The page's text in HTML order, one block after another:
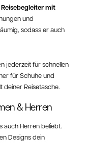
Reisebegleiter mit
und
sodass er auch
jederzeit für schnellen
für Schuhe und
deiner Reisetasche.
& Herren
auch Herren beliebt.
Designs dein